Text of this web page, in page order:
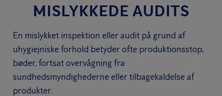
MISLYKKEDE AUDITS
En mislykket inspektion eller audit på grund af
uhygiejniske forhold betyder ofte produktionsstop,
bøder, fortsat overvågning fra
sundhedsmyndighederne eller tilbagekaldelse af
produkter.